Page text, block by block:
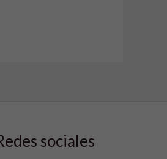
sociales